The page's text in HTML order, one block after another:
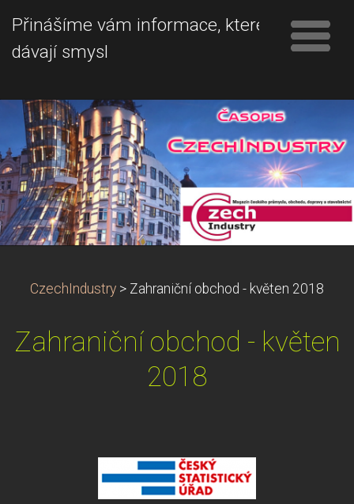
Přinášíme vám informace, které
dávají smysl
CzechIndustry > Zahraniční obchod - květen 2018
Zahraniční obchod - květen
2018